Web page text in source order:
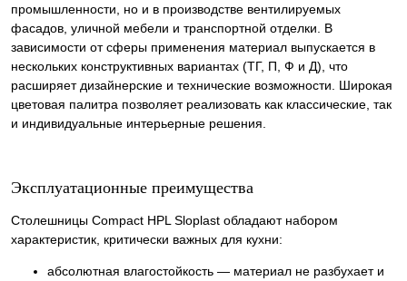
промышленности, но и в производстве вентилируемых
фасадов, уличной мебели и транспортной отделки. В
зависимости от сферы применения материал выпускается в
нескольких конструктивных вариантах (ТГ, П, Ф и Д), что
расширяет дизайнерские и технические возможности. Широкая
цветовая палитра позволяет реализовать как классические, так
и индивидуальные интерьерные решения.
Эксплуатационные преимущества
Столешницы Compact HPL Sloplast обладают набором
характеристик, критически важных для кухни:
абсолютная влагостойкость — материал не разбухает и